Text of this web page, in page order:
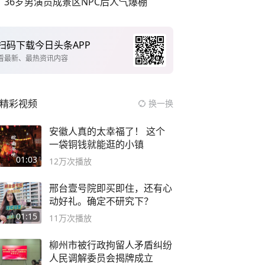
码下载今日头条APP
最新、最热资讯内容
精彩视频 换一换
01:03
安徽人真的太幸福了！ 这个
一袋铜钱就能逛的小镇
12万次播放
01:15
邢台壹号院即买即住，还有心
动好礼。确定不研究下？
11万次播放
柳州市被行政拘留人矛盾纠纷
人民调解委员会揭牌成立